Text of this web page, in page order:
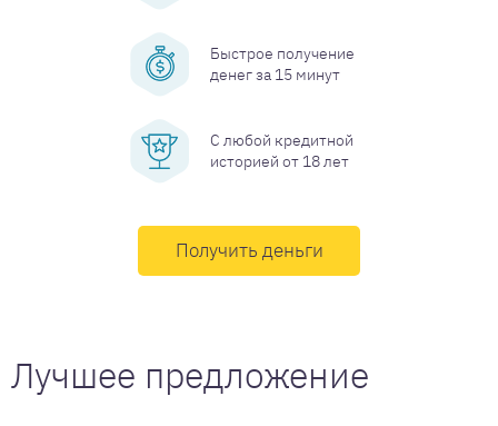
Быстрое получение
денег за 15 минут
С любой кредитной
историей от 18 лет
Получить деньги
Лучшее предложение